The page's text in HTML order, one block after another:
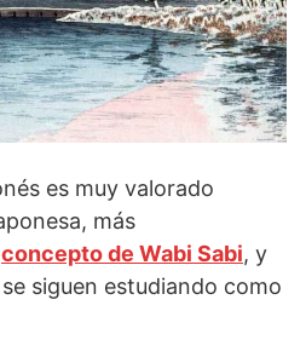
es muy valorado
más
concepto de Wabi Sabi, y
siguen estudiando como